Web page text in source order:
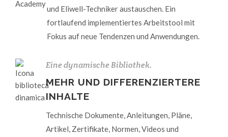
und Eliwell-Techniker austauschen. Ein
fortlaufend implementiertes Arbeitstool mit
Fokus auf neue Tendenzen und Anwendungen.
Eine dynamische Bibliothek.
MEHR UND DIFFERENZIERTERE
INHALTE
Technische Dokumente, Anleitungen, Pläne,
Artikel, Zertifikate, Normen, Videos und